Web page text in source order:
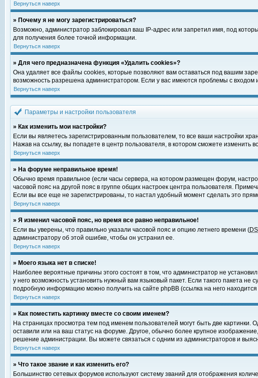
Вернуться наверх
» Почему я не могу зарегистрироваться?
Возможно, администратор заблокировал ваш IP-адрес или запретил имя, под
для получения более точной информации.
Вернуться наверх
» Для чего предназначена функция «Удалить cookies»?
Она удаляет все файлы cookies, которые позволяют вам оставаться под вашим
возможность разрешена администратором. Если у вас имеются проблемы с
Вернуться наверх
Параметры и настройки пользователя
» Как изменить мои настройки?
Если вы являетесь зарегистрированным пользователем, то все ваши настройки
Нажав на ссылку, вы попадете в центр пользователя, в котором сможете изменить
Вернуться наверх
» На форуме неправильное время!
Обычно время правильное (если часы сервера, на котором размещен форум,
часовой пояс на другой пояс в группе общих настроек центра пользователя.
Если вы все еще не зарегистрированы, то настал удобный момент сделать это
Вернуться наверх
» Я изменил часовой пояс, но время все равно неправильное!
Если вы уверены, что правильно указали часовой пояс и опцию летнего времени (
администратору об этой ошибке, чтобы он устранил ее.
Вернуться наверх
» Моего языка нет в списке!
Наиболее вероятные причины этого состоят в том, что администратор не
у него возможность установить нужный вам языковый пакет. Если такого пакета
подробную информацию можно получить на сайте phpBB (ссылка на него
Вернуться наверх
» Как поместить картинку вместе со своим именем?
На страницах просмотра тем под именем пользователей могут быть две картинки.
оставили или на ваш статус на форуме. Другое, обычно более крупное
решение администрации. Вы можете связаться с одним из администраторов и
Вернуться наверх
» Что такое звание и как изменить его?
Большинство сетевых форумов используют систему званий для отображения